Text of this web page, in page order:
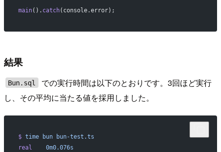
main(). catch(console.error);
結果
Bun.sql
での実行時間は以下のとおりです。3回ほど実行
し、その平均に当たる値を採用しました。
$ time bun bun-test.ts
real
    0m0.076s